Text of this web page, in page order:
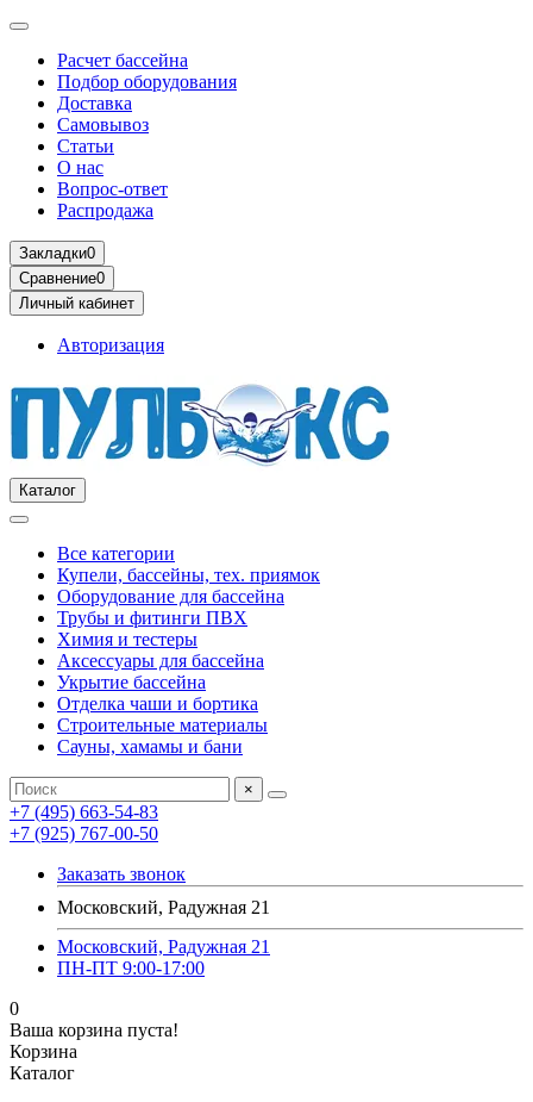
Расчет бассейна
Подбор оборудования
Доставка
Самовывоз
Статьи
О нас
Вопрос-ответ
Распродажа
Закладки0
Сравнение0
Личный кабинет
Авторизация
Каталог
Все категории
Купели, бассейны, тех. приямок
Оборудование для бассейна
Трубы и фитинги ПВХ
Химия и тестеры
Аксессуары для бассейна
Укрытие бассейна
Отделка чаши и бортика
Строительные материалы
Сауны, хамамы и бани
×
+7 (495) 663-54-83
+7 (925) 767-00-50
Заказать звонок
Московский, Радужная 21
Московский, Радужная 21
ПН-ПТ 9:00-17:00
0
Ваша корзина пуста!
Корзина
Каталог